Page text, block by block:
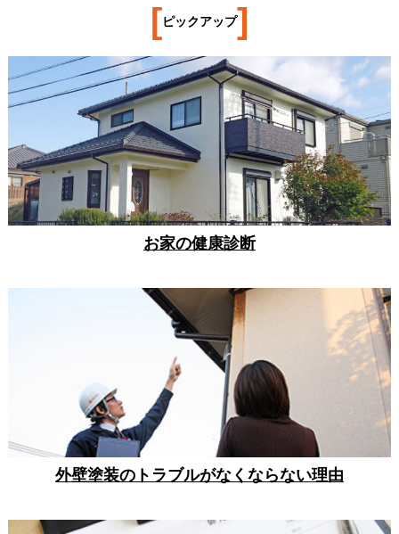
[ピックアップ]
お家の健康診断
外壁塗装のトラブルがなくならない理由